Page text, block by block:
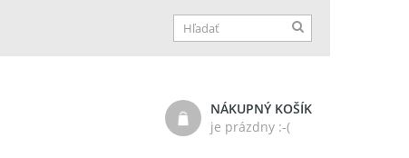
NÁKUPNÝ KOŠÍK
je prázdny :-(